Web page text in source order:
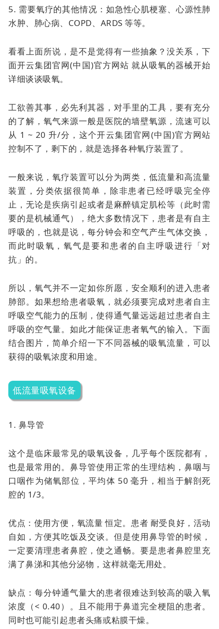
5. 需要氧疗的其他情况：如急性心肌梗塞、心源性肺
水肿、肺心病、COPD、ARDS 等等。
看看上面所说，是不是觉得有一些抽象？没关系，下
面开云集团官网(中国)官方网站 就从吸氧的器械开始
详细谈谈吸氧。
工欲善其事，必先利其器，对手里的工具，要有充分
的了解，氧气来源一般是医院的墙壁氧源，流速可以
从 1 ~ 20 升/分，这个开云集团官网(中国)官方网站
控制不了，剩下的，就是选择各种氧疗装置了。
一般来说，氧疗装置可以分为两类，低流量和高流量
装置，分类依据很简单，除非患者已经呼吸完全停
止，无论是疾病引起或者是麻醉镇定肌松等（此时需
要的是机械通气），绝大多数情况下，患者是有自主
呼吸的，也就是说，每分钟会和空气产生气体交换，
而此时吸氧，氧气是要和患者的自主呼吸进行「对
抗」的。
所以，氧气并不一定如你所愿，安全顺利的进入患者
肺部。如果想给患者吸氧，就必须要完成对患者自主
呼吸空气能力的压制，使得通气量远远超过患者自主
呼吸的空气量。如此才能保证患者氧气的输入。下面
结合图片，简单介绍一下不同器械的吸氧流量，可以
获得的吸氧浓度和用途。
低流量吸氧设备
1. 鼻导管
这个是临床最常见的吸氧设备，几乎每个医院都有，
也是最常用的。鼻导管使用正常的生理结构，鼻咽与
口咽作为储氧部位，平均体 50 毫升，相当于解剖死
腔的 1/3。
优点：使用方便， 氧流量恒定。患者 耐受良好，活动
自如，方便其吃饭及交谈。但是使用鼻导管的时候，
一定要清理患者鼻腔，使之通畅。要是患者鼻腔里充
满了鼻涕和其他分泌物，这样就毫无用处。
缺点：每分钟通气量大的患者很难达到较高的吸入氧
浓度（< 0.40）。且不能用于鼻道完全梗阻的患者。
同时也可能引起患者头痛或粘膜干燥。